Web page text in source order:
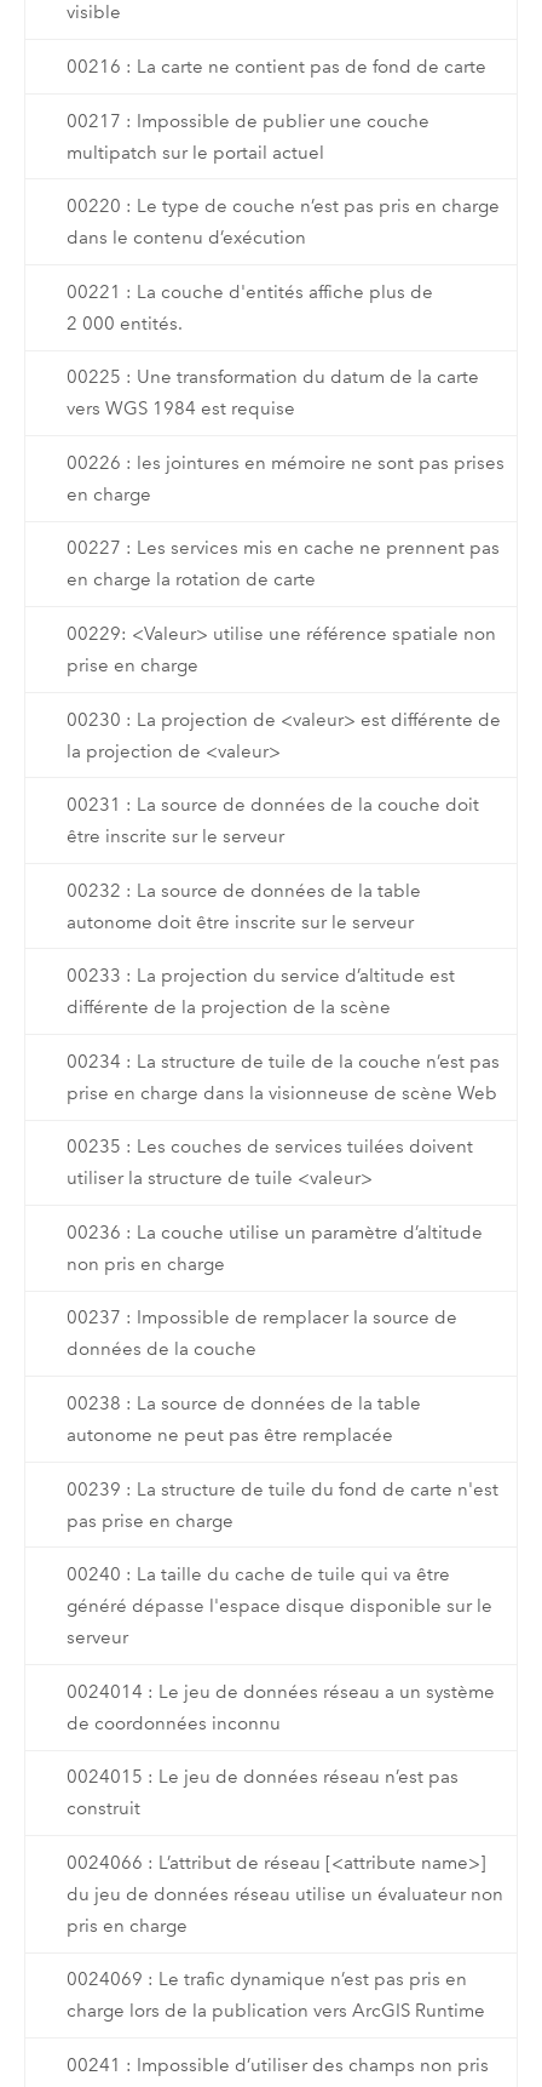
visible
00216 : La carte ne contient pas de fond de carte
00217 : Impossible de publier une couche
multipatch sur le portail actuel
00220 : Le type de couche n’est pas pris en charge
dans le contenu d’exécution
00221 : La couche d'entités affiche plus de
2 000 entités.
00225 : Une transformation du datum de la carte
vers WGS 1984 est requise
00226 : les jointures en mémoire ne sont pas prises
en charge
00227 : Les services mis en cache ne prennent pas
en charge la rotation de carte
00229: <Valeur> utilise une référence spatiale non
prise en charge
00230 : La projection de <valeur> est différente de
la projection de <valeur>
00231 : La source de données de la couche doit
être inscrite sur le serveur
00232 : La source de données de la table
autonome doit être inscrite sur le serveur
00233 : La projection du service d’altitude est
différente de la projection de la scène
00234 : La structure de tuile de la couche n’est pas
prise en charge dans la visionneuse de scène Web
00235 : Les couches de services tuilées doivent
utiliser la structure de tuile <valeur>
00236 : La couche utilise un paramètre d’altitude
non pris en charge
00237 : Impossible de remplacer la source de
données de la couche
00238 : La source de données de la table
autonome ne peut pas être remplacée
00239 : La structure de tuile du fond de carte n'est
pas prise en charge
00240 : La taille du cache de tuile qui va être
généré dépasse l'espace disque disponible sur le
serveur
0024014 : Le jeu de données réseau a un système
de coordonnées inconnu
0024015 : Le jeu de données réseau n’est pas
construit
0024066 : L’attribut de réseau [<attribute name>]
du jeu de données réseau utilise un évaluateur non
pris en charge
0024069 : Le trafic dynamique n’est pas pris en
charge lors de la publication vers ArcGIS Runtime
00241 : Impossible d’utiliser des champs non pris